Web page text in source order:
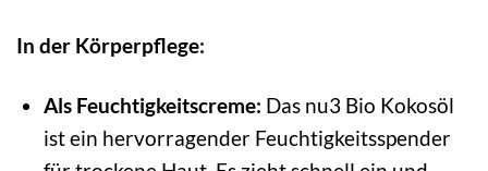
In der Körperpflege:
Als Feuchtigkeitscreme: Das nu3 Bio Kokosöl
ist ein hervorragender Feuchtigkeitsspender